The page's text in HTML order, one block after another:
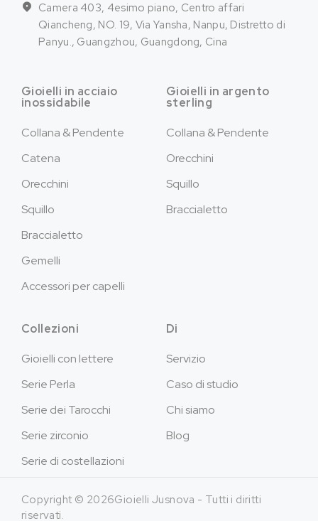
Camera 403, 4esimo piano, Centro affari
Qiancheng, NO. 19, Via Yansha, Nanpu, Distretto di
Panyu., Guangzhou, Guangdong, Cina
Gioielli in acciaio
inossidabile
Collana & Pendente
Catena
Orecchini
Squillo
Braccialetto
Gemelli
Accessori per capelli
Gioielli in argento
sterling
Collana & Pendente
Orecchini
Squillo
Braccialetto
Collezioni
Gioielli con lettere
Serie Perla
Serie dei Tarocchi
Serie zirconio
Serie di costellazioni
Di
Servizio
Caso di studio
Chi siamo
Blog
Copyright © 2026Gioielli Jusnova - Tutti i diritti
riservati.